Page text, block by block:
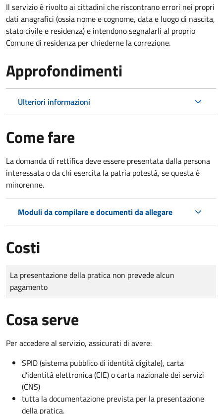
Il servizio è rivolto ai cittadini che riscontrano errori nei propri
dati anagrafici (ossia nome e cognome, data e luogo di nascita,
stato civile e residenza) e intendono segnalarli al proprio
Comune di residenza per chiederne la correzione.
Approfondimenti
Ulteriori informazioni
Come fare
La domanda di rettifica deve essere presentata dalla persona
interessata oda chi esercita la patria potestà, se questa è
minorenne.
Moduli da compilare e documenti da allegare
Costi
Tipo di pagamento
Importo
La presentazione della pratica non prevede alcun
pagamento
Cosa serve
Per accedere al servizio, assicurati di avere:
SPID (sistema pubblico di identità digitale), carta
d’identità elettronica (CIE) o carta nazionale dei servizi
(CNS)
tutta la documentazione prevista per la presentazione
della pratica.